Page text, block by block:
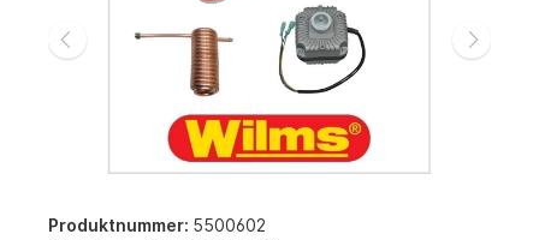
Produktnummer: 5500602